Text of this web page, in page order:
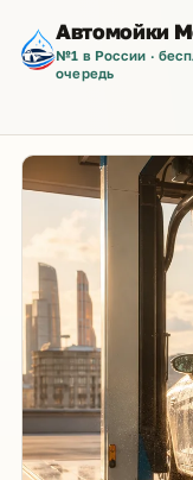
Автомойки
№1 в России ·
очередь